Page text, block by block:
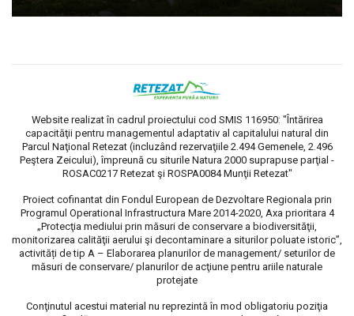
Website realizat în cadrul proiectului cod SMIS 116950: "Întărirea
capacităţii pentru managementul adaptativ al capitalului natural din
Parcul Naţional Retezat (incluzând rezervaţiile 2.494 Gemenele, 2.496
Peştera Zeicului), împreună cu siturile Natura 2000 suprapuse parţial -
ROSAC0217 Retezat şi ROSPA0084 Munţii Retezat"
Proiect cofinantat din Fondul European de Dezvoltare Regionala prin
Programul Operational Infrastructura Mare 2014-2020, Axa prioritara 4
„Protecţia mediului prin măsuri de conservare a biodiversităţii,
monitorizarea calităţii aerului şi decontaminare a siturilor poluate istoric”,
activități de tip A – Elaborarea planurilor de management/ seturilor de
măsuri de conservare/ planurilor de acţiune pentru ariile naturale
protejate
Conţinutul acestui material nu reprezintă în mod obligatoriu poziţia